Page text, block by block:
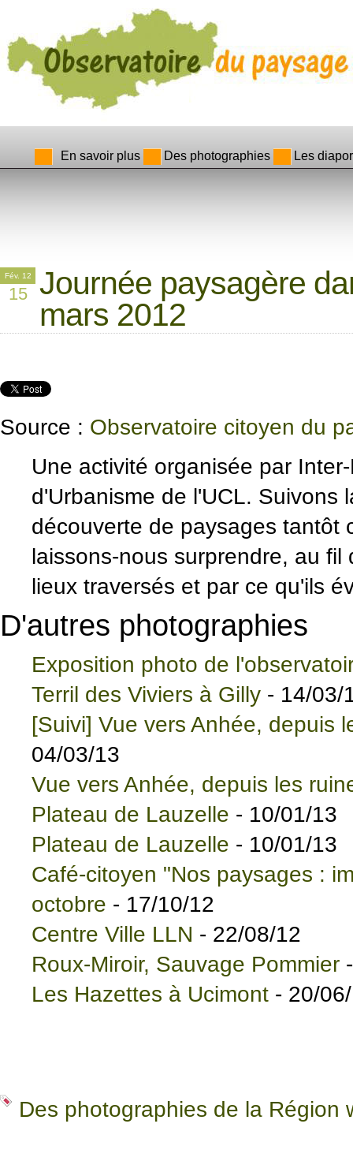
En savoir plus Des photographies Les
Fév. 12
15
Journée paysagère
mars 2012
Source : Observatoire citoyen du
Une activité organisée par
d'Urbanisme de l'UCL. Suivons
découverte de paysages tantôt
laissons-nous surprendre, au
lieux traversés et par ce qu'ils
D'autres photographies
Exposition photo de
Terril des Viviers à Gilly - 14/03/
[Suivi] Vue vers Anhée, depuis
04/03/13
Vue vers Anhée, depuis les
Plateau de Lauzelle - 10/01/13
Plateau de Lauzelle - 10/01/13
Café-citoyen "Nos paysages :
octobre - 17/10/12
Centre Ville LLN - 22/08/12
Roux-Miroir, Sauvage Pommier
Les Hazettes à Ucimont - 20/
Des photographies de la Région